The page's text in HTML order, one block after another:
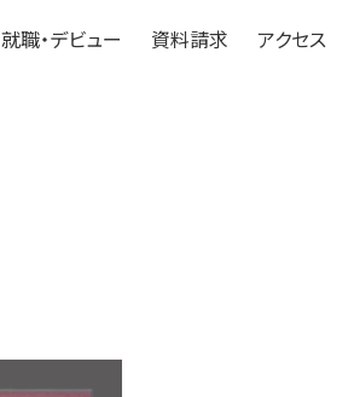
就職・デビュー 資料請求 アクセス